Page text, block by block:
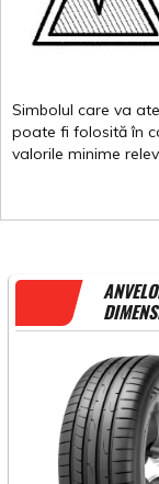
Simbolul care va
poate fi folosită în
valorile minime